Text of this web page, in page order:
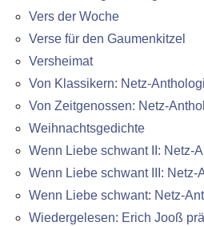
Vers der Woche
Verse für den Gaumenkitzel
Versheimat
Von Klassikern: Netz-
Von Zeitgenossen: Netz-
Weihnachtsgedichte
Wenn Liebe schwant II: Netz-
Wenn Liebe schwant III: Netz-
Wenn Liebe schwant: Netz-
Wiedergelesen: Erich Jooß